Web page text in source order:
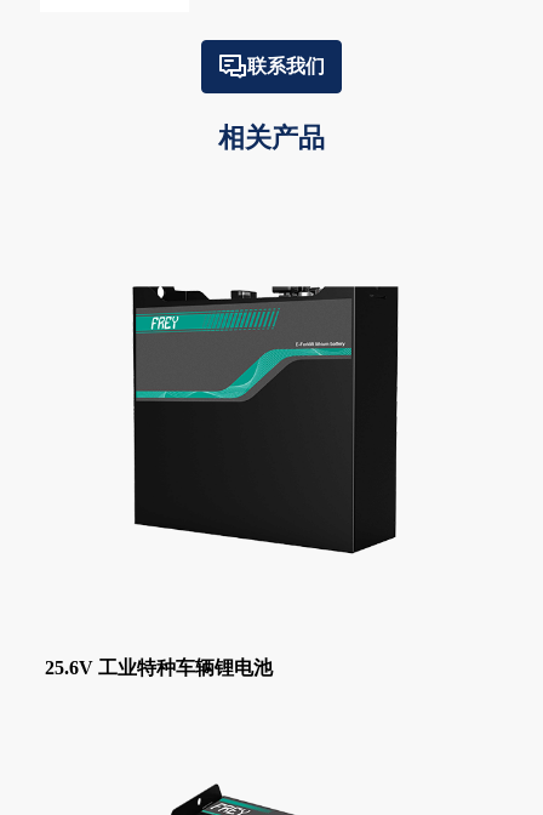
联系我们
相关产品
25.6V 工业特种车辆锂电池